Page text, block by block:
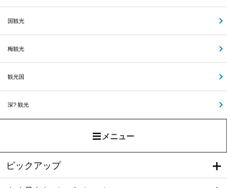
国観光
梅観光
観光国
深? 観光
メニュー
ピックアップ